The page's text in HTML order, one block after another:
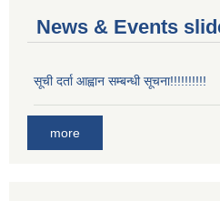
News & Events
सूची दर्ता आह्वान सम्बन्धी सूचना!!!!!!!!!!
more